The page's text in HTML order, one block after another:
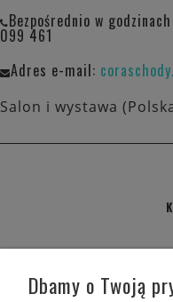
Bezpośrednio w
099 461
Adres e-mail:
Salon i wystawa
Dbamy o Twoją